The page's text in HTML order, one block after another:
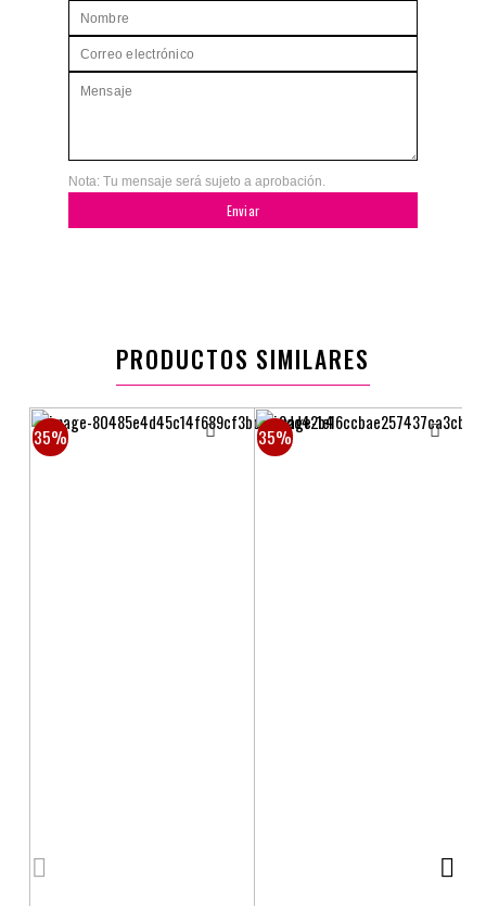
Nota: Tu mensaje será sujeto a aprobación.
Enviar
PRODUCTOS SIMILARES
35% 35%